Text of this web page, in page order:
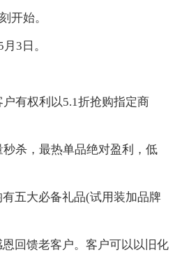
始。
3日。
有权利以5.1折抢购指定商
杀，最热单品绝对盈利，低
五大必备礼品(试用装加品牌
馈老客户。客户可以以旧化